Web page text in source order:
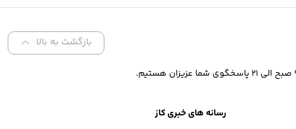
خشک‌شدن فوق‌سریع و
۳۰۰ میل | پوشش دو‌برابر و
خشک‌شدن سریع
بازگشت به بالا
رسانه های خبری کاز